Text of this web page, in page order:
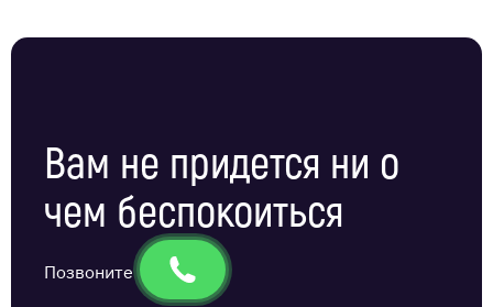
Вам не придется ни о
чем беспокоиться
Позвоните